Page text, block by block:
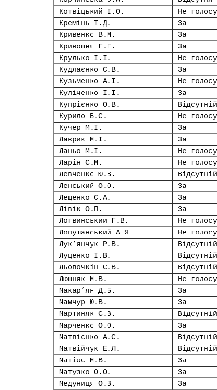
Котвіцький І.О.
Не
Кремінь Т.Д.
За
Кривенко В.М.
За
Кривошея Г.Г.
За
Крулько І.І.
Не
Кудлаєнко С.В.
За
Кузьменко А.І.
Не
Куліченко І.І.
За
Купрієнко О.В.
Відсутній
Курило В.С.
Не
Кучер М.І.
За
Лаврик М.І.
За
Ланьо М.І.
Не
Ларін С.М.
Не
Левченко Ю.В.
Відсутній
Ленський О.О.
За
Лещенко С.А.
За
Лівік О.П.
За
Логвинський Г.В.
Не
Лопушанський А.Я.
Не
Лук’янчук Р.В.
Відсутній
Луценко І.В.
Відсутній
Льовочкін С.В.
Відсутній
Люшняк М.В.
Не
Макар’ян Д.Б.
За
Мамчур Ю.В.
За
Мартиняк С.В.
Відсутній
Марченко О.О.
За
Матвієнко А.С.
Відсутній
Матвійчук Е.Л.
Відсутній
Матіос М.В.
За
Матузко О.О.
За
Медуниця О.В.
За